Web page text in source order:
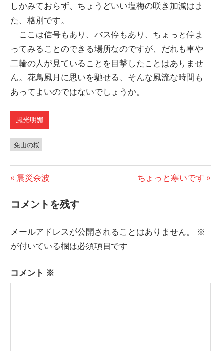
しかみておらず、ちょうどいい塩梅の咲き加減はま
た、格別です。
ここは信号もあり、バス停もあり、ちょっと停ま
ってみることのできる場所なのですが、だれも車や
二輪の人が見ていることを目撃したことはありませ
ん。花鳥風月に思いを馳せる、そんな風流な時間も
あってよいのではないでしょうか。
風光明媚
免山の桜
稿
ナ
ビ
ゲ
ー
前
投
震災余波
次
ちょっと寒いです
コメントを残す
メールアドレスが公開されることはありません。
※
が付いている欄は必須項目です
コメント ※